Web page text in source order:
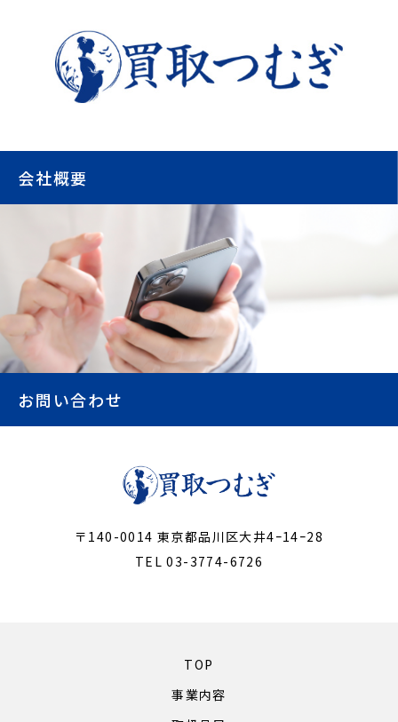
会社概要
お問い合わせ
〒140-0014 東京都品川区大井4ｰ14ｰ28
TEL 03-3774-6726
TOP
事業内容